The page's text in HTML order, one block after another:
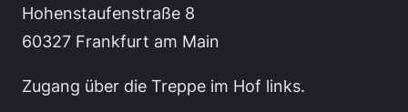
Hohenstaufenstraße 8
60327 Frankfurt am Main
Zugang über die Treppe im Hof links.